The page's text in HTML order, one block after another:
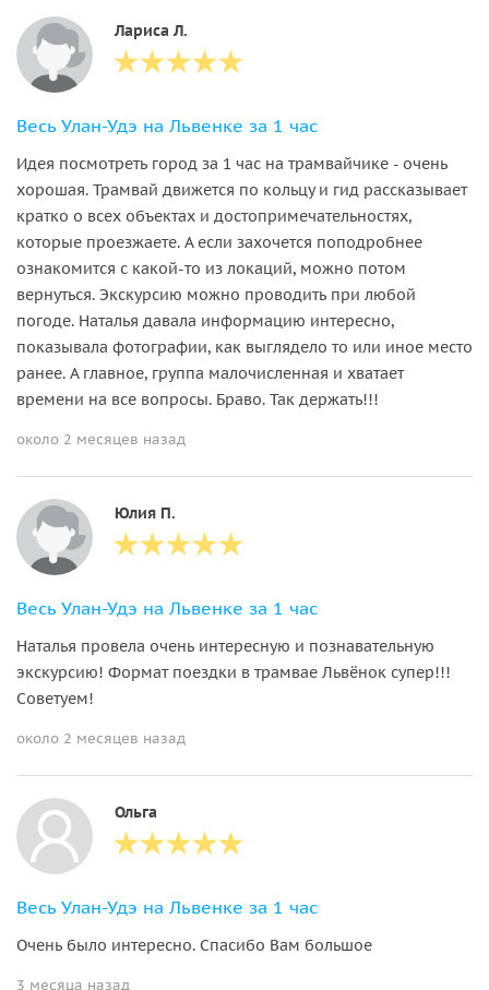
Лариса Л.
Весь Улан-Удэ на Львенке за 1 час
Идея посмотреть город за 1 час на трамвайчике - очень
хорошая. Трамвай движется по кольцу и гид рассказывает
кратко о всех объектах и достопримечательностях,
которые проезжаете. А если захочется поподробнее
ознакомится с какой-то из локаций, можно потом
вернуться. Экскурсию можно проводить при любой
погоде. Наталья давала информацию интересно,
показывала фотографии, как выглядело то или иное место
ранее. А главное, группа малочисленная и хватает
времени на все вопросы. Браво. Так держать!!!
около 2 месяцев назад
Юлия П.
Весь Улан-Удэ на Львенке за 1 час
Наталья провела очень интересную и познавательную
экскурсию! Формат поездки в трамвае Львёнок супер!!!
Советуем!
около 2 месяцев назад
Ольга
Весь Улан-Удэ на Львенке за 1 час
Очень было интересно. Спасибо Вам большое
3 месяца назад